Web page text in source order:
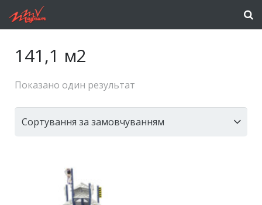
141,1 м2
Показано один результат